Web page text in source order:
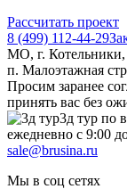
Рассчитать проект
8 (499) 112-44-29
МО, г.
п. Малоэтажная
Просим заранее
принять вас без
3д тур по
ежедневно с 9:00
sale@brusina.ru
Мы в соц сетях